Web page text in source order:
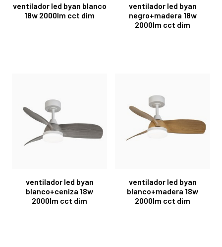
ventilador led byan blanco
18w 2000lm cct dim
ventilador led byan
negro+madera 18w
2000lm cct dim
ventilador led byan
blanco+ceniza 18w
2000lm cct dim
ventilador led byan
blanco+madera 18w
2000lm cct dim